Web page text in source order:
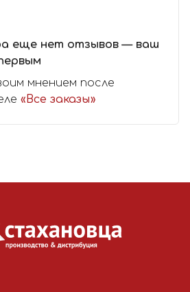
еще нет отзывов — ваш
мнением после
«Все заказы»